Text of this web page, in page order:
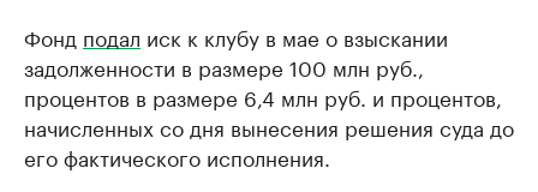
Фонд подал иск к клубу в мае о взыскании
задолженности в размере 100 млн руб.,
процентов в размере 6,4 млн руб. и процентов,
начисленных со дня вынесения решения суда до
его фактического исполнения.